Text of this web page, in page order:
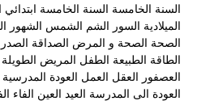
السنة الخامسة السنة الخامسة ابتدائي
الميلادية السور الشم الشمس الشهور
الصحة الصحة و المرض الصداقة الصدر
الطاقة الطبيعة الطفل المريض الطويلة
العصفور العقل العمل العودة المدرسية
العودة الى المدرسة العيد العين الفاء